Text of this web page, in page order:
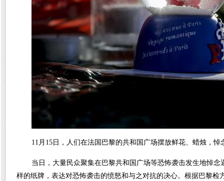
11月15日，人们在法国巴黎的共和国广场摆放鲜花、蜡烛，悼
当日，大量民众聚集在巴黎共和国广场等恐怖袭击发生地悼
样的纸牌，表达对恐怖袭击的愤怒和与之对抗的决心。根据巴黎检